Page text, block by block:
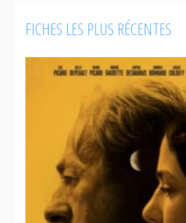
My
FICHES LES PLUS RÉCENTES